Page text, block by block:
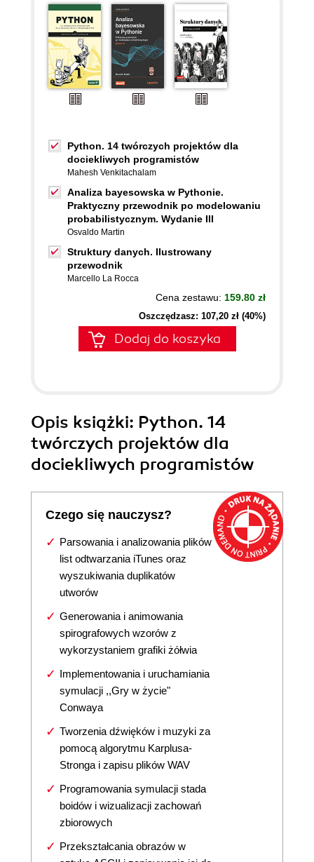
Python. 14 twórczych projektów dla
dociekliwych programistów
Mahesh Venkitachalam
Analiza bayesowska w Pythonie.
Praktyczny przewodnik po modelowaniu
probabilistycznym. Wydanie III
Osvaldo Martin
Struktury danych. Ilustrowany
przewodnik
Marcello La Rocca
Cena zestawu: 159.80 zł
Oszczędzasz: 107,20 zł (40%)
Dodaj do koszyka
Opis książki: Python. 14
twórczych projektów dla
dociekliwych programistów
Czego się nauczysz?
Parsowania i analizowania plików
list odtwarzania iTunes oraz
wyszukiwania duplikatów
utworów
Generowania i animowania
spirografowych wzorów z
wykorzystaniem grafiki żółwia
Implementowania i uruchamiania
symulacji ,,Gry w życie"
Conwaya
Tworzenia dźwięków i muzyki za
pomocą algorytmu Karplusa-
Stronga i zapisu plików WAV
Programowania symulacji stada
boidów i wizualizacji zachowań
zbiorowych
Przekształcania obrazów w